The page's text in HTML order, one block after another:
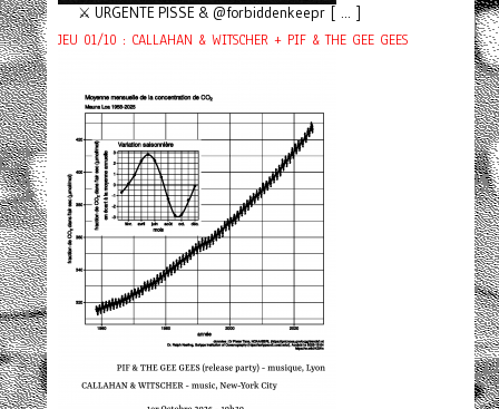
⚔️ URGENTE PISSE & @forbiddenkeepr [ ... ]
JEU 01/10 : CALLAHAN & WITSCHER + PIF & THE GEE GEES